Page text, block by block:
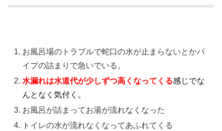
お風呂場のトラブルで蛇口の水が止まらないとかパ
イプの詰まりで急いでいる。
水漏れは水道代が少しずつ高くなってくる感じでな
んとなく気付く。
お風呂が詰まってお湯が流れなくなった
トイレの水が流れなくなってあふれてくる